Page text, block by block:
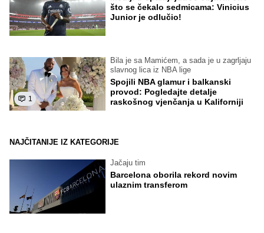
što se čekalo sedmicama: Vinicius
Junior je odlučio!
1
Bila je sa Mamićem, a sada je u zagrljaju
slavnog lica iz NBA lige
Spojili NBA glamur i balkanski
provod: Pogledajte detalje
raskošnog vjenčanja u Kaliforniji
NAJČITANIJE IZ KATEGORIJE
Jačaju tim
Barcelona oborila rekord novim
ulaznim transferom